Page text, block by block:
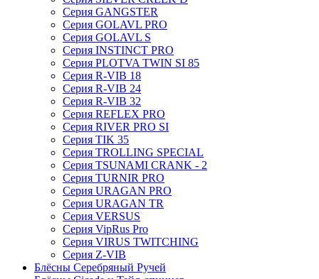
Серия GANGSTER
Серия GOLAVL PRO
Серия GOLAVL S
Серия INSTINCT PRO
Серия PLOTVA TWIN SI 85
Серия R-VIB 18
Серия R-VIB 24
Серия R-VIB 32
Серия REFLEX PRO
Серия RIVER PRO SI
Серия TIK 35
Серия TROLLING SPECIAL
Серия TSUNAMI CRANK - 2
Серия TURNIR PRO
Серия URAGAN PRO
Серия URAGAN TR
Серия VERSUS
Серия VipRus Pro
Серия VIRUS TWITCHING
Серия Z-VIB
Блёсны Серебряный Ручей